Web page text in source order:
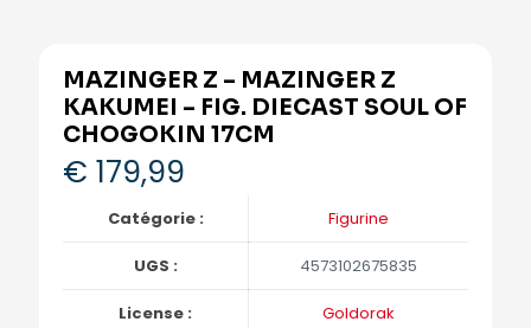
MAZINGER Z – MAZINGER Z
KAKUMEI – FIG. DIECAST SOUL OF
CHOGOKIN 17CM
€ 179,99
Catégorie : Figurine
UGS : 4573102675835
License : Goldorak